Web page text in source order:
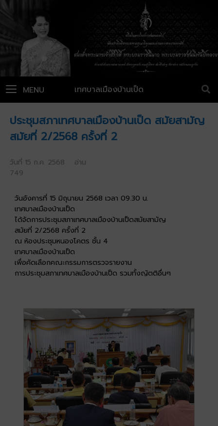
เทศบาลเมืองบ้านเป็ด
MENU
ประชุมสภาเทศบาลเมืองบ้านเป็ด สมัยสามัญ
สมัยที่ 2/2568 ครั้งที่ 2
วันที่ 15 ก.ค. 2568 อ่าน
749
วันอังคารที่ 15 มิถุนายน 2568 เวลา 09.30 น.
เทศบาลเมืองบ้านเป็ด
ได้จัดการประชุมสภาเทศบาลเมืองบ้านเป็ดสมัยสามัญ
สมัยที่ 2/2568 ครั้งที่ 2
ณ ห้องประชุมหนองโคตร ชั้น 4
เทศบาลเมืองบ้านเป็ด
เพื่อคัดเลือกคณะกรรมการตรวจรายงาน
การประชุมสภาเทศบาลเมืองบ้านเป็ด รวมทั้งญัตติอื่นๆ